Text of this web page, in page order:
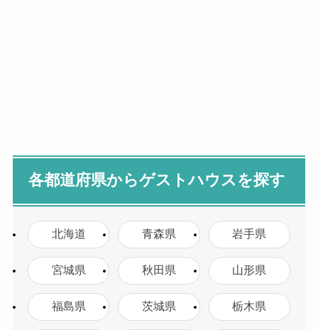
各都道府県からゲストハウスを探す
北海道 青森県 岩手県
宮城県 秋田県 山形県
福島県 茨城県 栃木県